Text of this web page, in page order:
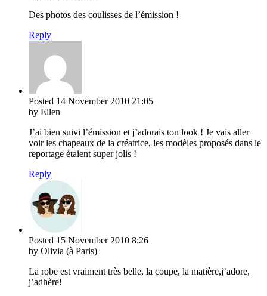
Des photos des coulisses de l’émission !
Reply
Posted 14 November 2010 21:05
by Ellen
J’ai bien suivi l’émission et j’adorais ton look ! Je vais aller
voir les chapeaux de la créatrice, les modèles proposés dans le
reportage étaient super jolis !
Reply
Posted 15 November 2010 8:26
by Olivia (à Paris)
La robe est vraiment très belle, la coupe, la matière,j’adore,
j’adhère!